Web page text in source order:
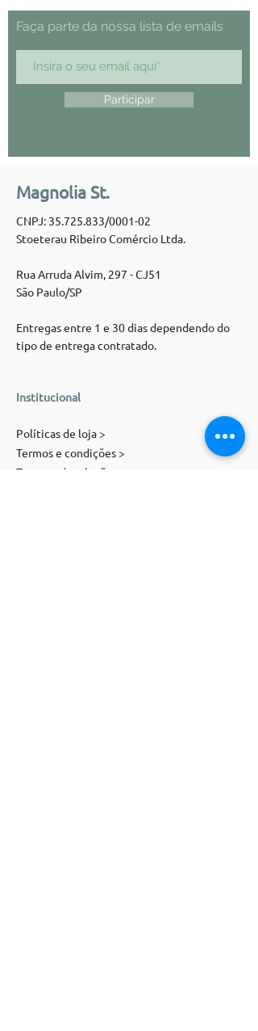
Faça parte da nossa lista de emails
Participar
Magnolia St.
CNPJ: 35.725.833/0001-02
Stoeterau Ribeiro Comércio Ltda.
Rua Arruda Alvim, 297 - CJ51
São Paulo/SP
Entregas entre 1 e 30 dias dependendo do
tipo de entrega contratado.
Institucional
Políticas de loja >
Termos e condições >
Trocas e devoluções >